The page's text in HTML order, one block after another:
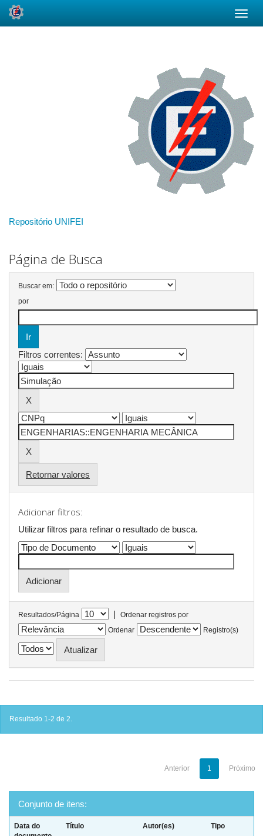
Repositório UNIFEI
Página de Busca
Buscar em:
por
Filtros correntes:
Retornar valores
Adicionar filtros:
Utilizar filtros para refinar o resultado de busca.
Resultados/Página |
Ordenar registros por
Ordenar
Registro(s)
Resultado 1-2 de 2.
Anterior 1 Próximo
Conjunto de itens:
Data do
Título Autor(es) Tipo